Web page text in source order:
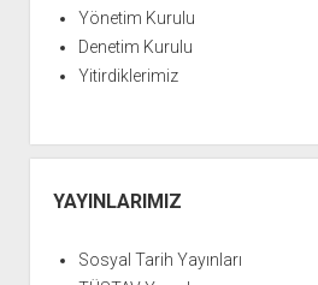
Yönetim Kurulu
Denetim Kurulu
Yitirdiklerimiz
YAYINLARIMIZ
Sosyal Tarih Yayınları